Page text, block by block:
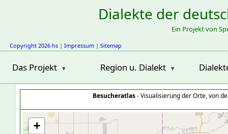
Dialekte der
Ein Projekt von
Copyright 2026 hs | Impressum | Sitemap
Das Projekt Region u. Dialekt
Besucheratlas- Visualisierung der Orte, von
+